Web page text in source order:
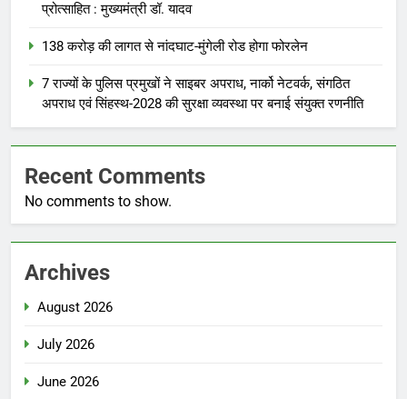
प्रोत्साहित : मुख्यमंत्री डॉ. यादव
138 करोड़ की लागत से नांदघाट-मुंगेली रोड होगा फोरलेन
7 राज्यों के पुलिस प्रमुखों ने साइबर अपराध, नार्को नेटवर्क, संगठित
अपराध एवं सिंहस्थ-2028 की सुरक्षा व्यवस्था पर बनाई संयुक्त रणनीति
Recent Comments
No comments to show.
Archives
August 2026
July 2026
June 2026